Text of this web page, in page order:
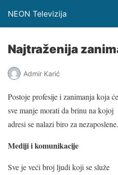
NEON Televizija
Najtraženija
Admir Karić
Postoje profesije i zanimanja koja će
sve manje morati da brinu na kojoj
adresi se nalazi biro za nezaposlene.
Mediji i komunikacije
Sve je veći broj ljudi koji se služe